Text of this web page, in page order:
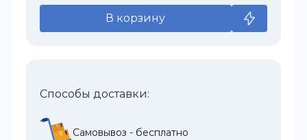
В корзину
Способы доставки:
Самовывоз - бесплатно